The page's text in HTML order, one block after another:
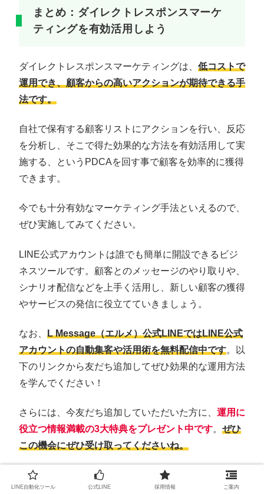
まとめ：ダイレクトレスポンスマーケ
ティングを有効活用しよう
ダイレクトレスポンスマーケティングは、 低コストで
運用でき、顧客からの高いアクションが期待できる手
法です。
自社で保有する顧客リストにアクションを行い、反応
を分析し、そこで得た効果的な方法を有効活用して実
施する、というPDCAを回す事で顧客を効率的に獲得
できます。
今でも十分有効なマーケティング手法といえるので、
ぜひ実施してみてください。
LINE公式アカウントは誰でも簡単に開設できるビジ
ネスツールです。顧客とのメッセージのやり取りや、
シナリオ配信などを上手く活用し、新しい顧客の獲得
やサービスの発信に役立てていきましょう。
なお、 L Message（エルメ）公式LINEではLINE公式
アカウントの自動集客や活用術を無料配信中です。以
下のリンクから友だち追加してぜひ効果的な運用方法
を学んでください！
さらには、今友だち追加していただいた方に、 運用に
役立つ情報満載の3大特典をプレゼント中です。 ぜひ
この機会にぜひ受け取ってくださいね。
エルメ友だち追加で3大特典プレゼント中
LINE自動化ツール 公式LINE 採用情報 ご案内